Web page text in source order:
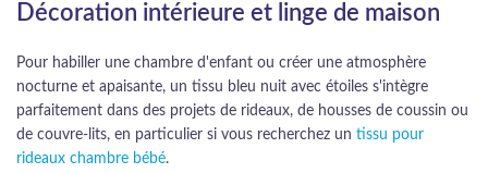
Décoration intérieure et linge de maison
Pour habiller une chambre d'enfant ou créer une atmosphère
nocturne et apaisante, un tissu bleu nuit avec étoiles s'intègre
parfaitement dans des projets de rideaux, de housses de coussin ou
de couvre-lits, en particulier si vous recherchez un tissu pour
rideaux chambre bébé.